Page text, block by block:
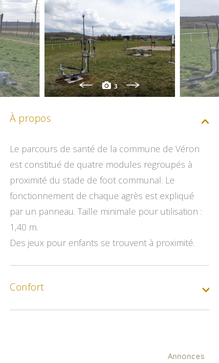
3
À propos
Le parcours de santé de la commune de Véron
est constitué de quatre modules regroupés à
proximité du stade de foot communal. Le
fonctionnement de chaque agrès est expliqué
par un panneau. Taille minimale pour utilisation :
1,40 m.
Des jeux pour enfants se trouvent à proximité.
Confort
Annonces